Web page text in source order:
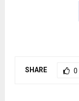
SHARE 0